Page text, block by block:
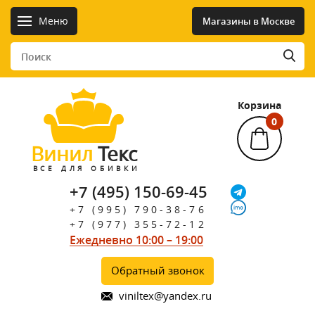
Меню Магазины в Москве
Винил Текс
ВСЕ ДЛЯ ОБИВКИ
+7 (495) 150-69-45
+7 (995) 790-38-76
+7 (977) 355-72-12
Ежедневно 10:00 – 19:00
Обратный звонок
viniltex@yandex.ru
Корзина
0